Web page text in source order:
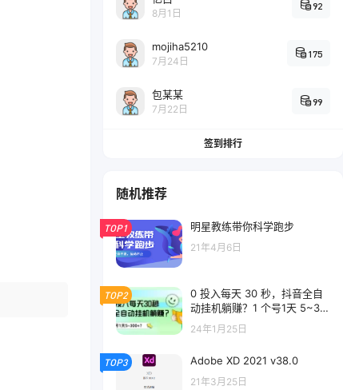
8月1日
92
mojiha5210
7月24日
175
包某某
7月22日
99
签到排行
随机推荐
TOP1 明星教练带你科学跑步
21年4月6日
TOP2
0 投入每天 30 秒，抖音全自
动挂机躺赚？1 个号1天 5~30
0+？
24年1月25日
TOP3 Adobe XD 2021 v38.0
21年3月25日